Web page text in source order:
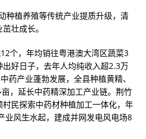
种植养殖等传统产业提质升级，清
壮成长。
个，年均销往粤港澳大湾区蔬菜3
好日子，去年人均纯收入超2.3万
药产业蓬勃发展，全县种植黄精、
，延长中药精深加工产业链。荆竹
民探索中药材种植加工一体化，年
业风生水起，建成并网发电风电场8